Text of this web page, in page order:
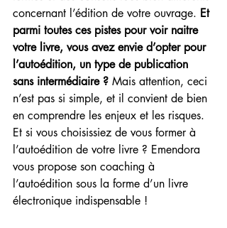
concernant l’édition de votre ouvrage. Et
parmi toutes ces pistes pour voir naitre
votre livre, vous avez envie d’opter pour
l’autoédition, un type de publication
sans intermédiaire ? Mais attention, ceci
n’est pas si simple, et il convient de bien
en comprendre les enjeux et les risques.
Et si vous choisissiez de vous former à
l’autoédition de votre livre ? Emendora
vous propose son coaching à
l’autoédition sous la forme d’un livre
électronique indispensable !